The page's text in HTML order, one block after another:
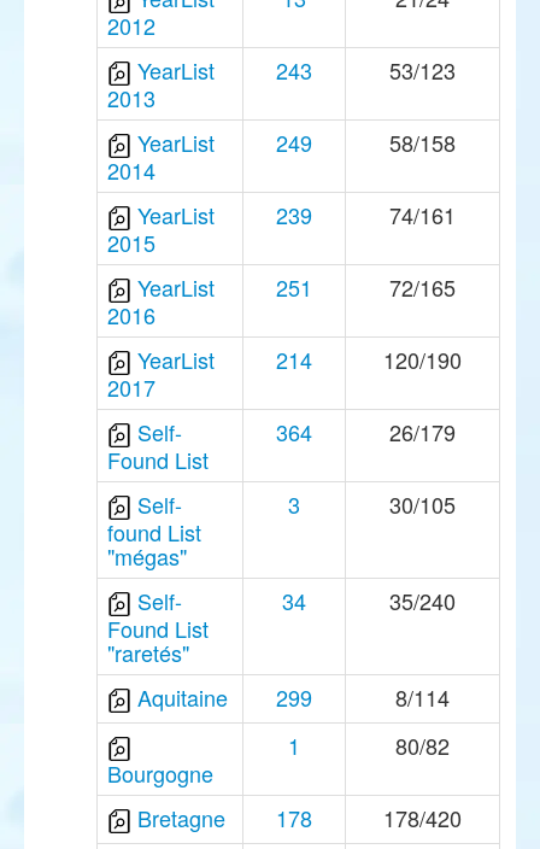
2012
YearList
2013
243 53/123
YearList
2014
249 58/158
YearList
2015
239 74/161
YearList
2016
251 72/165
YearList
2017
214 120/190
Self-
Found List
364 26/179
Self-
found List
"mégas"
3 30/105
Self-
Found List
"raretés"
34 35/240
Aquitaine 299 8/114
Bourgogne
1 80/82
Bretagne 178 178/420